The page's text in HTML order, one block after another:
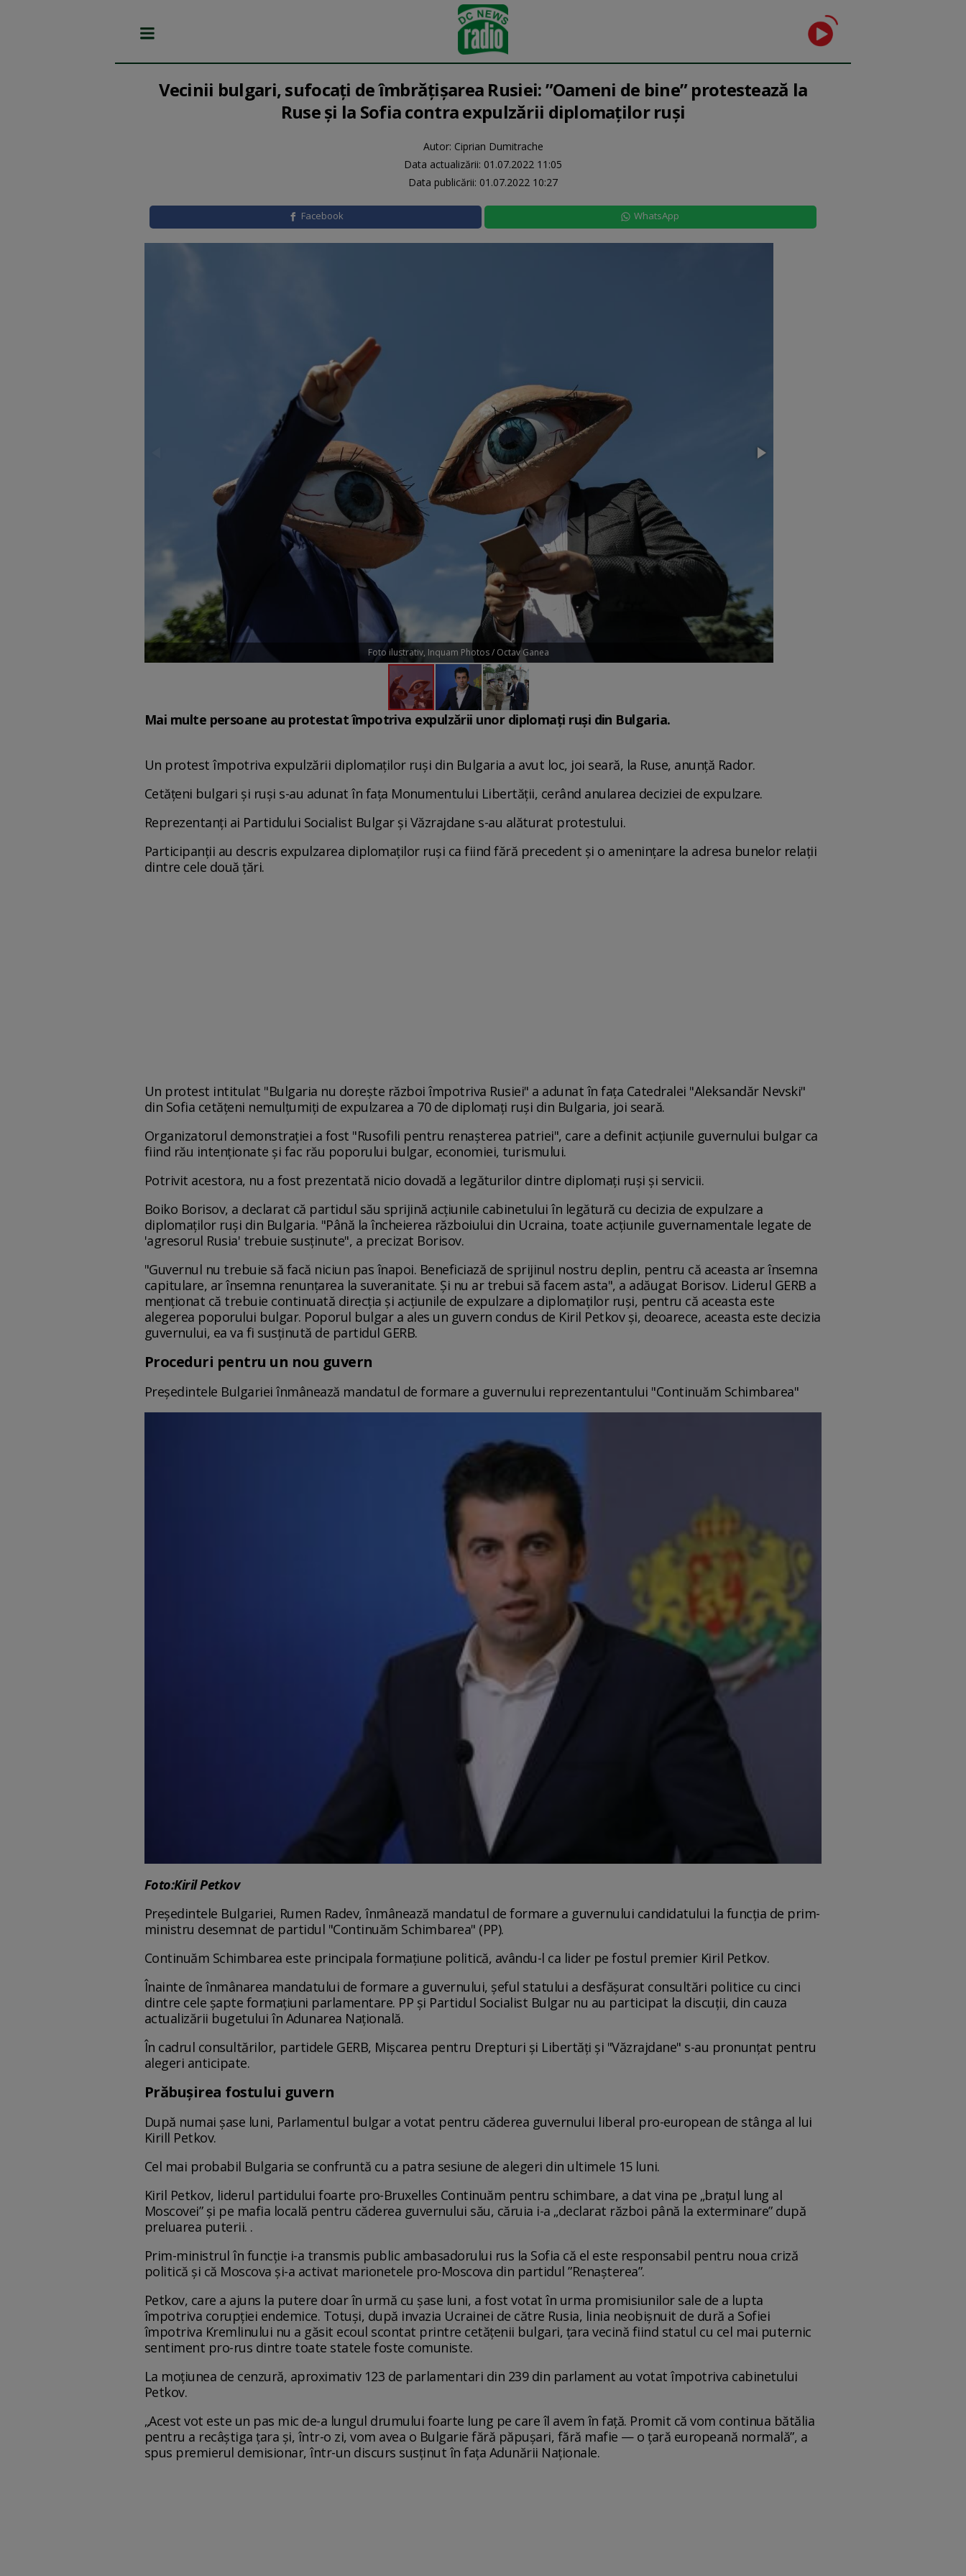
Vecinii bulgari, sufocați de îmbrățișarea Rusiei: ”Oameni de bine” protestează la
Ruse și la Sofia contra expulzării diplomaţilor ruşi
Autor: Ciprian Dumitrache
Data actualizării: 01.07.2022 11:05
Data publicării: 01.07.2022 10:27
Facebook WhatsApp
Foto ilustrativ, Inquam Photos / Octav Ganea
Mai multe persoane au protestat împotriva expulzării unor diplomați ruși din Bulgaria.
Un protest împotriva expulzării diplomaţilor ruşi din Bulgaria a avut loc, joi seară, la Ruse, anunță Rador.
Cetăţeni bulgari şi ruşi s-au adunat în faţa Monumentului Libertăţii, cerând anularea deciziei de expulzare.
Reprezentanţi ai Partidului Socialist Bulgar şi Văzrajdane s-au alăturat protestului.
Participanţii au descris expulzarea diplomaţilor ruşi ca fiind fără precedent şi o ameninţare la adresa bunelor relaţii
dintre cele două ţări.
Un protest intitulat "Bulgaria nu doreşte război împotriva Rusiei" a adunat în faţa Catedralei "Aleksandăr Nevski"
din Sofia cetăţeni nemulţumiţi de expulzarea a 70 de diplomaţi ruşi din Bulgaria, joi seară.
Organizatorul demonstraţiei a fost "Rusofili pentru renaşterea patriei", care a definit acţiunile guvernului bulgar ca
fiind rău intenţionate şi fac rău poporului bulgar, economiei, turismului.
Potrivit acestora, nu a fost prezentată nicio dovadă a legăturilor dintre diplomaţi ruşi şi servicii.
Boiko Borisov, a declarat că partidul său sprijină acţiunile cabinetului în legătură cu decizia de expulzare a
diplomaţilor ruşi din Bulgaria. "Până la încheierea războiului din Ucraina, toate acţiunile guvernamentale legate de
'agresorul Rusia' trebuie susţinute", a precizat Borisov.
"Guvernul nu trebuie să facă niciun pas înapoi. Beneficiază de sprijinul nostru deplin, pentru că aceasta ar însemna
capitulare, ar însemna renunţarea la suveranitate. Şi nu ar trebui să facem asta", a adăugat Borisov. Liderul GERB a
menţionat că trebuie continuată direcţia şi acţiunile de expulzare a diplomaţilor ruşi, pentru că aceasta este
alegerea poporului bulgar. Poporul bulgar a ales un guvern condus de Kiril Petkov şi, deoarece, aceasta este decizia
guvernului, ea va fi susţinută de partidul GERB.
Proceduri pentru un nou guvern
Preşedintele Bulgariei înmânează mandatul de formare a guvernului reprezentantului "Continuăm Schimbarea"
Foto:Kiril Petkov
Preşedintele Bulgariei, Rumen Radev, înmânează mandatul de formare a guvernului candidatului la funcţia de prim-
ministru desemnat de partidul "Continuăm Schimbarea" (PP).
Continuăm Schimbarea este principala formațiune politică, avându-l ca lider pe fostul premier Kiril Petkov.
Înainte de înmânarea mandatului de formare a guvernului, şeful statului a desfăşurat consultări politice cu cinci
dintre cele şapte formaţiuni parlamentare. PP şi Partidul Socialist Bulgar nu au participat la discuţii, din cauza
actualizării bugetului în Adunarea Naţională.
În cadrul consultărilor, partidele GERB, Mişcarea pentru Drepturi şi Libertăţi şi "Văzrajdane" s-au pronunţat pentru
alegeri anticipate.
Prăbușirea fostului guvern
După numai șase luni, Parlamentul bulgar a votat pentru căderea guvernului liberal pro-european de stânga al lui
Kirill Petkov.
Cel mai probabil Bulgaria se confruntă cu a patra sesiune de alegeri din ultimele 15 luni.
Kiril Petkov, liderul partidului foarte pro-Bruxelles Continuăm pentru schimbare, a dat vina pe „brațul lung al
Moscovei” și pe mafia locală pentru căderea guvernului său, căruia i-a „declarat război până la exterminare” după
preluarea puterii. .
Prim-ministrul în funcție i-a transmis public ambasadorului rus la Sofia că el este responsabil pentru noua criză
politică și că Moscova și-a activat marionetele pro-Moscova din partidul ”Renașterea”.
Petkov, care a ajuns la putere doar în urmă cu șase luni, a fost votat în urma promisiunilor sale de a lupta
împotriva corupției endemice. Totuși, după invazia Ucrainei de către Rusia, linia neobișnuit de dură a Sofiei
împotriva Kremlinului nu a găsit ecoul scontat printre cetățenii bulgari, țara vecină fiind statul cu cel mai puternic
sentiment pro-rus dintre toate statele foste comuniste.
La moțiunea de cenzură, aproximativ 123 de parlamentari din 239 din parlament au votat împotriva cabinetului
Petkov.
„Acest vot este un pas mic de-a lungul drumului foarte lung pe care îl avem în față. Promit că vom continua bătălia
pentru a recâștiga țara și, într-o zi, vom avea o Bulgarie fără păpușari, fără mafie — o țară europeană normală”, a
spus premierul demisionar, într-un discurs susținut în fața Adunării Naționale.